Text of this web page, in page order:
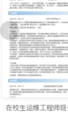
与代码质量门禁；
均技术债务率降低
与预留实例规划，
6.团队建设：负责
设计并实施技术人
引进关键人才、建
力在公司年度评选
7.预算与采购：全
导大型软件采购
在校生运维工程师